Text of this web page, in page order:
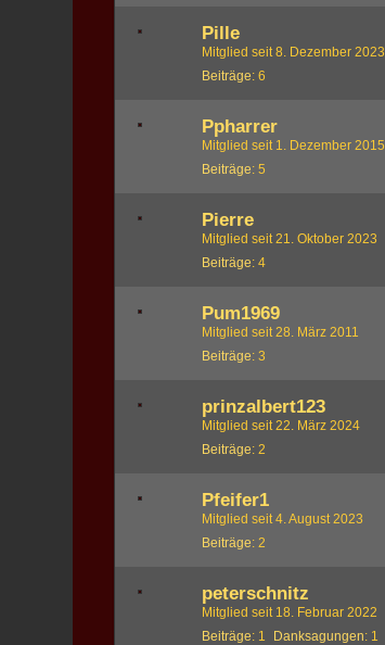
Pille
Mitglied seit 8. Dezember 2023
Beiträge 6
Ppharrer
Mitglied seit 1. Dezember 2015
Beiträge 5
Pierre
Mitglied seit 21. Oktober 2023
Beiträge 4
Pum1969
Mitglied seit 28. März 2011
Beiträge 3
prinzalbert123
Mitglied seit 22. März 2024
Beiträge 2
Pfeifer1
Mitglied seit 4. August 2023
Beiträge 2
peterschnitz
Mitglied seit 18. Februar 2022
Beiträge 1 Danksagungen 1